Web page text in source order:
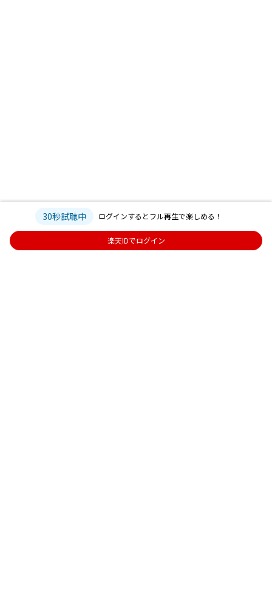
30秒試聴中 ログインするとフル再生で楽しめる！
楽天IDでログイン